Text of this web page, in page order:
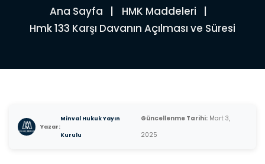
Ana Sayfa
HMK Maddeleri
Hmk 133 Karşı Davanın Açılması ve Süresi
Yazar:
Minval Hukuk Yayın
Kurulu
Güncellenme Tarihi: Mart 3,
2025